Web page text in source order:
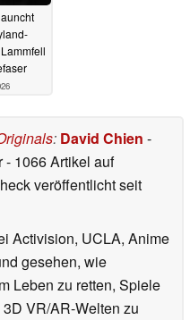
: David Chien -
- 1066 Artikel auf
veröffentlichtseit
Activision, UCLA, Anime
gesehen, wie
Leben zu retten, Spiele
VR/AR-Welten zu